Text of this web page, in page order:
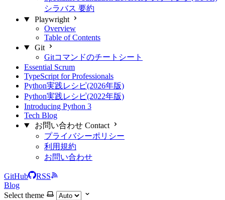
シラバス 要約
Playwright
Overview
Table of Contents
Git
Gitコマンドのチートシート
Essential Scrum
TypeScript for Professionals
Python実践レシピ(2026年版)
Python実践レシピ(2022年版)
Introducing Python 3
Tech Blog
お問い合わせ Contact
プライバシーポリシー
利用規約
お問い合わせ
GitHub
RSS
Blog
Select theme